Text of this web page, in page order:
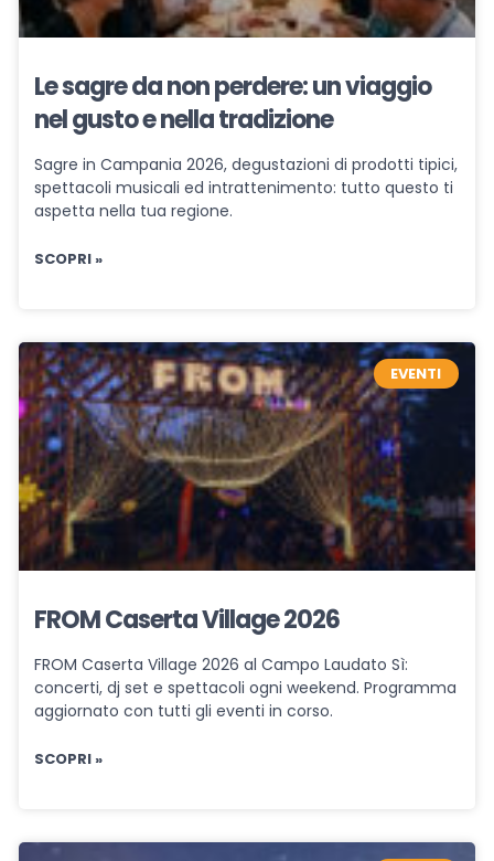
Le sagre da non perdere: un viaggio
nel gusto e nella tradizione
Sagre in Campania 2026, degustazioni di prodotti tipici,
spettacoli musicali ed intrattenimento: tutto questo ti
aspetta nella tua regione.
SCOPRI »
EVENTI
FROM Caserta Village 2026
FROM Caserta Village 2026 al Campo Laudato Sì:
concerti, dj set e spettacoli ogni weekend. Programma
aggiornato con tutti gli eventi in corso.
SCOPRI »